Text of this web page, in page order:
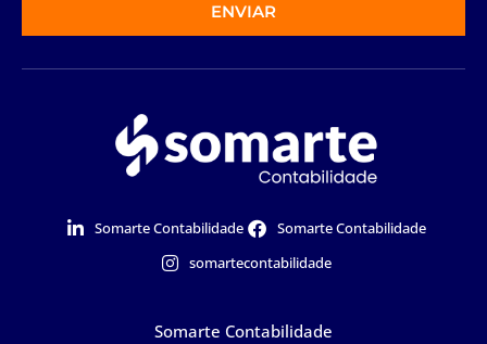
ENVIAR
Somarte Contabilidade
Somarte Contabilidade
somartecontabilidade
Somarte Contabilidade